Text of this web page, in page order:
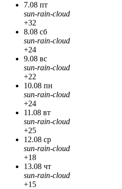
7.08 пт
sun-rain-cloud
+32
8.08 сб
sun-rain-cloud
+24
9.08 вс
sun-rain-cloud
+22
10.08 пн
sun-rain-cloud
+24
11.08 вт
sun-rain-cloud
+25
12.08 ср
sun-rain-cloud
+18
13.08 чт
sun-rain-cloud
+15